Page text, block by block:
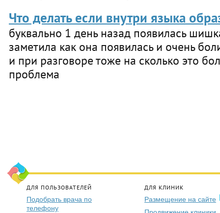
Что делать если внутри языка
буквально 1 день назад появилась
заметила как она появилась и очень
и при разговоре тоже на сколько это
проблема
ДЛЯ ПОЛЬЗОВАТЕЛЕЙ
Подобрать врача по
телефону
ДЛЯ КЛИНИК
Размещение на сайте